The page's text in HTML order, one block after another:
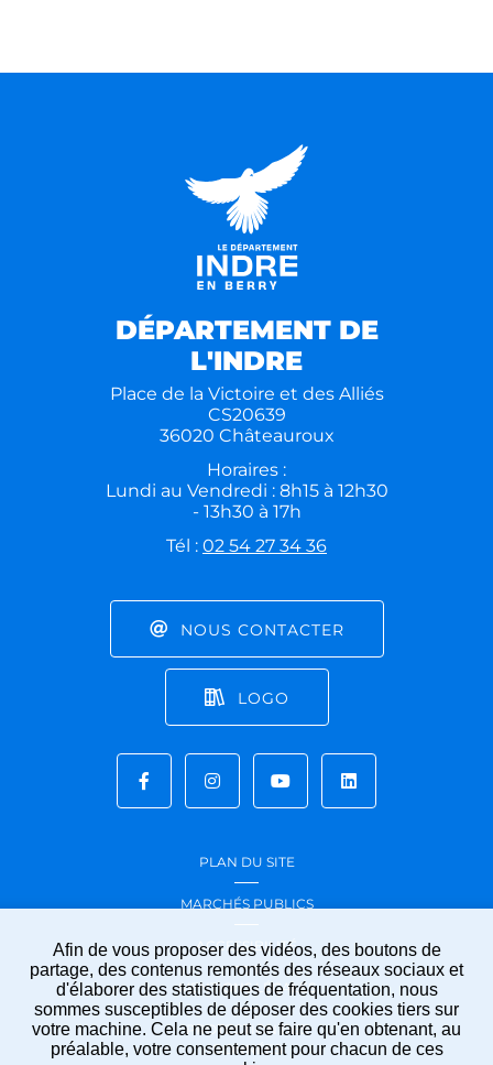
Afin de vous proposer des vidéos, des boutons de
partage, des contenus remontés des réseaux sociaux et
d'élaborer des statistiques de fréquentation, nous
sommes susceptibles de déposer des cookies tiers sur
votre machine. Cela ne peut se faire qu'en obtenant, au
préalable, votre consentement pour chacun de ces
DÉPARTEMENT DE
L'INDRE
Place de la Victoire et des Alliés
CS20639
36020 Châteauroux
Horaires :
Lundi au Vendredi : 8h15 à 12h30
- 13h30 à 17h
Tél : 02 54 27 34 36
NOUS CONTACTER
LOGO
PLAN DU SITE
MARCHÉS PUBLICS
ACCESSIBILITÉ
MENTIONS LÉGALES
PROTECTION DES
DONNÉES